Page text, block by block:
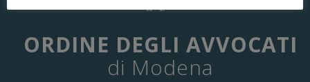
ORDINE DEGLI AVVOCATI
di Modena